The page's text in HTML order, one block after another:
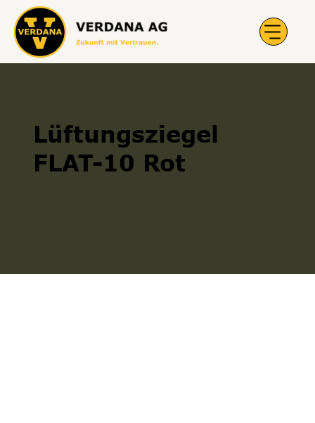
Lüftungsziegel
FLAT-10 Rot